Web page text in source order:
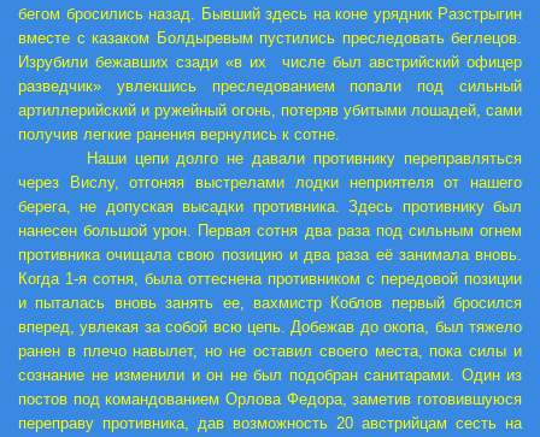
бегом бросились назад. Бывший здесь на коне урядник Разстрыгин
вместе с казаком Болдыревым пустились преследовать беглецов.
Изрубили бежавших сзади «в их числе был австрийский офицер
разведчик» увлекшись преследованием попали под сильный
артиллерийский и ружейный огонь, потеряв убитыми лошадей, сами
получив легкие ранения вернулись к сотне.
Наши цепи долго не давали противнику переправляться
через Вислу, отгоняя выстрелами лодки неприятеля от нашего
берега, не допуская высадки противника. Здесь противнику был
нанесен большой урон. Первая сотня два раза под сильным огнем
противника очищала свою позицию и два раза её занимала вновь.
Когда 1-я сотня, была оттеснена противником с передовой позиции
и пыталась вновь занять ее, вахмистр Коблов первый бросился
вперед, увлекая за собой всю цепь. Добежав до окопа, был тяжело
ранен в плечо навылет, но не оставил своего места, пока силы и
сознание не изменили и он не был подобран санитарами. Один из
постов под командованием Орлова Федора,заметив готовившуюся
переправу противника, дав возможность 20 австрийцам сесть на